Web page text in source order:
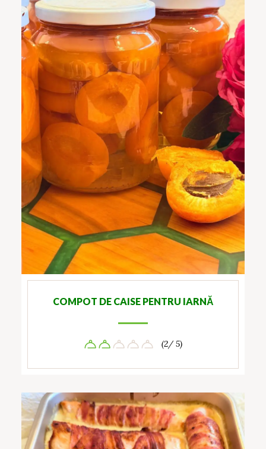
COMPOT DE CAISE PENTRU IARNĂ
(2/ 5)